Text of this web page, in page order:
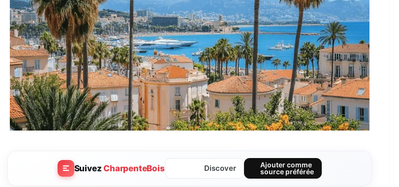
SuivezCharpenteBois Discover
Ajouter comme
source préférée